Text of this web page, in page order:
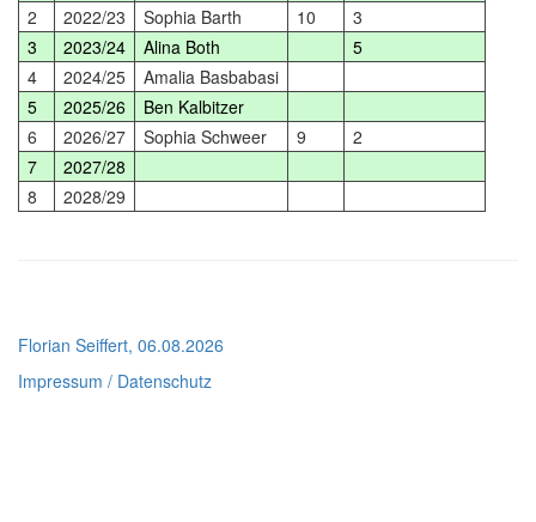
2
2022/23 Sophia Barth 10
3
3
2023/24 Alina Both
5
4
2024/25
Amalia Basbabasi
5
2025/26
Ben Kalbitzer
6
2026/27 Sophia Schweer 9
2
7
2027/28
8
2028/29
Florian Seiffert, 06.08.2026
Impressum / Datenschutz